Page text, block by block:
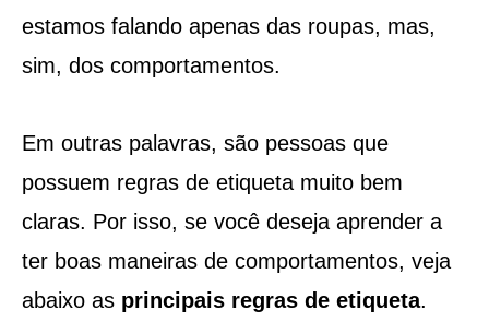
estamos falando apenas das roupas, mas,
sim, dos comportamentos.
Em outras palavras, são pessoas que
possuem regras de etiqueta muito bem
claras. Por isso, se você deseja aprender a
ter boas maneiras de comportamentos, veja
abaixo as principais regras de etiqueta.